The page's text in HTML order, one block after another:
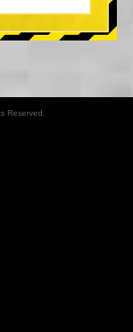
Reserved.